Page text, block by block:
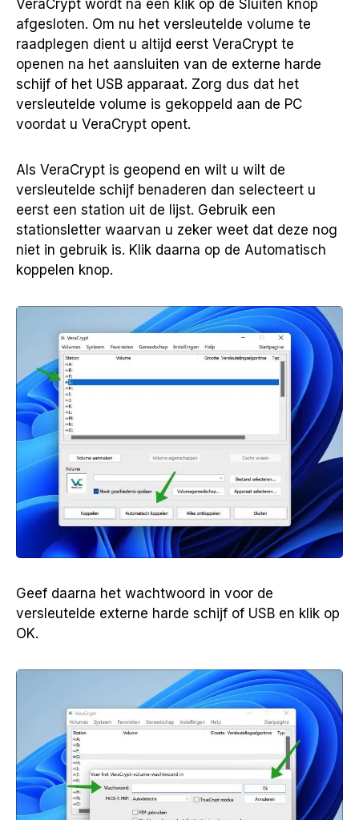
VeraCrypt wordt na een klik op de Sluiten knop
afgesloten. Om nu het versleutelde volume te
raadplegen dient u altijd eerst VeraCrypt te
openen na het aansluiten van de externe harde
schijf of het USB apparaat. Zorg dus dat het
versleutelde volume is gekoppeld aan de PC
voordat u VeraCrypt opent.
Als VeraCrypt is geopend en wilt u wilt de
versleutelde schijf benaderen dan selecteert u
eerst een station uit de lijst. Gebruik een
stationsletter waarvan u zeker weet dat deze nog
niet in gebruik is. Klik daarna op de Automatisch
koppelen knop.
Geef daarna het wachtwoord in voor de
versleutelde externe harde schijf of USB en klik op
OK.